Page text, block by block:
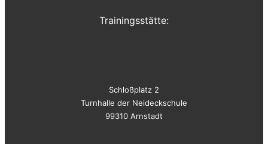
Trainingsstätte:
Schloßplatz 2
Turnhalle der Neideckschule
99310 Arnstadt